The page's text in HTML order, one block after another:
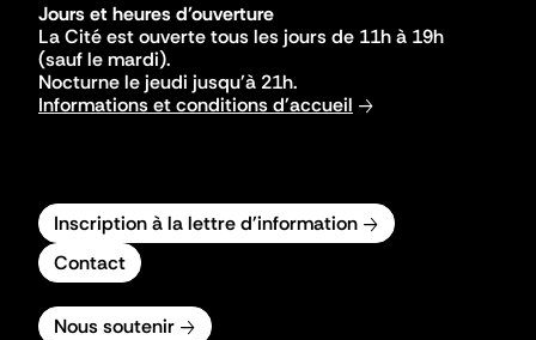
Jours et heures d'ouverture
La Cité est ouverte tous les jours de 11h à 19h
(sauf le mardi).
Nocturne le jeudi jusqu'à 21h.
Informations et conditions d'accueil
Inscription à la lettre d'information
Contact
Nous soutenir